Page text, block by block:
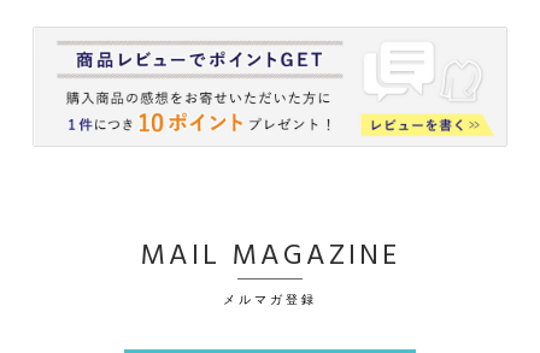
MAIL MAGAZINE
メルマガ登録